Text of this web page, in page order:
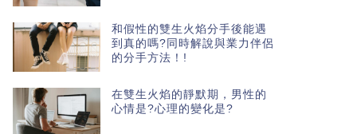
和假性的雙生火焰分手後能遇
到真的嗎?同時解說與業力伴侶
的分手方法！!
在雙生火焰的靜默期，男性的
心情是?心理的變化是?